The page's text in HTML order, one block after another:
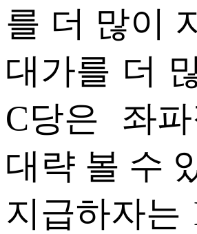
를 더 많이
대가를 더
C당은 좌
대략 볼 수
지급하자는